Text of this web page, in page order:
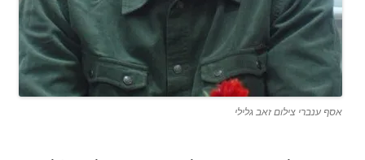
אסף ענברי צילום זאב גלילי